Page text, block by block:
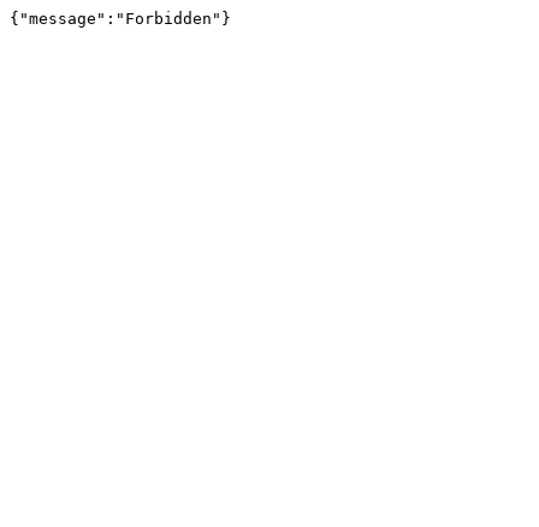
{"message":"Forbidden"}